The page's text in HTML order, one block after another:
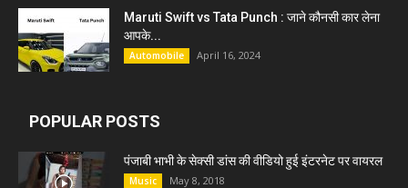
Maruti Swift vs Tata Punch : जाने कौनसी कार लेना
आपके...
Automobile April 16, 2024
POPULAR POSTS
पंजाबी भाभी के सेक्सी डांस की वीडियो हुई इंटरनेट पर वायरल
Music May 8, 2018